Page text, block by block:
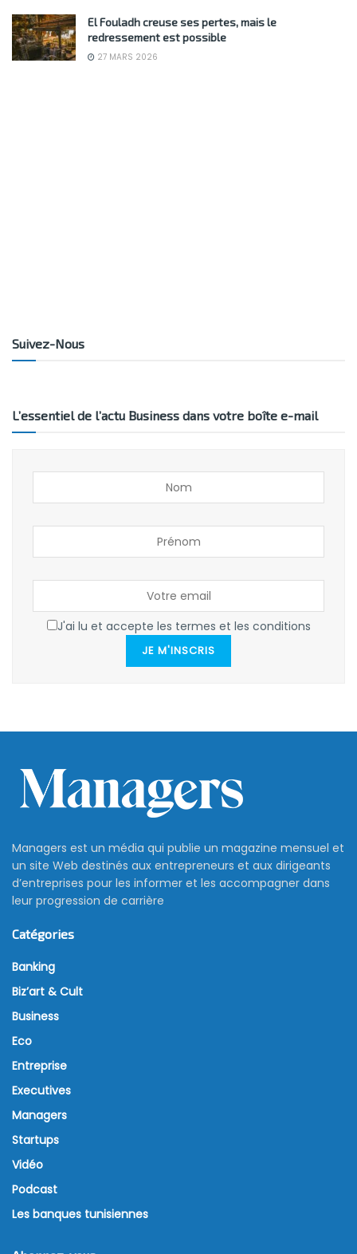
El Fouladh creuse ses pertes, mais le
redressement est possible
27 MARS 2026
Suivez-Nous
L’essentiel de l’actu Business dans votre boîte e-mail
J'ai lu et accepte les termes et les conditions
JE M'INSCRIS
Managers est un média qui publie un magazine mensuel et
un site Web destinés aux entrepreneurs et aux dirigeants
d’entreprises pour les informer et les accompagner dans
leur progression de carrière
Catégories
Banking
Biz’art & Cult
Business
Eco
Entreprise
Executives
Managers
Startups
Vidéo
Podcast
Les banques tunisiennes